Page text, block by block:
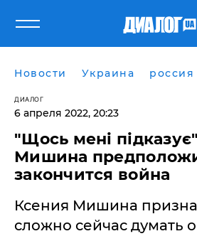
Новости Украина россия
ДИАЛОГ
6 апреля 2022, 20:23
"Щось мені
Мишина
закончится война
Ксения Мишина
сложно сейчас думать